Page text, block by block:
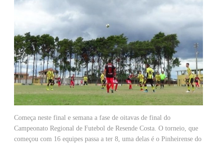
Começa neste final e semana a fase de oitavas de final do
Campeonato Regional de Futebol de Resende Costa. O torneio, que
começou com 16 equipes passa a ter 8, uma delas é o Pinheirense do